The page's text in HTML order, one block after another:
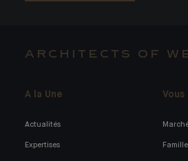
ARCHITECTS OF
A la Une
Actualités
Expertises